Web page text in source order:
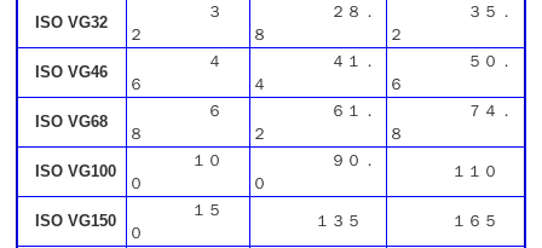
ISO VG32
３
２
２８．
８
３５．
２
ISO VG46
４
６
４１．
４
５０．
６
ISO VG68
６
８
６１．
２
７４．
８
ISO VG100
１０
０
９０．
０
１１０
ISO VG150
１５
０
１３５ １６５